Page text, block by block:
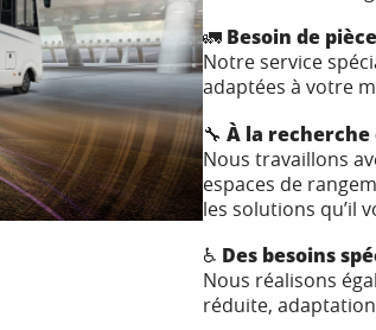
🚛 Besoin de
Notre service
adaptées à votre
🔧À la recherche
Nous travaillons
espaces de
les solutions qu’il
♿ Des besoins
Nous réalisons
réduite,